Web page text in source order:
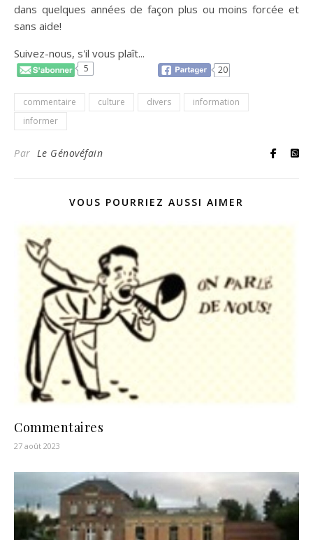
dans quelques années de façon plus ou moins forcée et
sans aide!
Suivez-nous, s'il vous plaît...
5 20
commentaire culture divers
information
informer
Par Le Génovéfain
VOUS POURRIEZ AUSSI AIMER
Commentaires
27 août 2023